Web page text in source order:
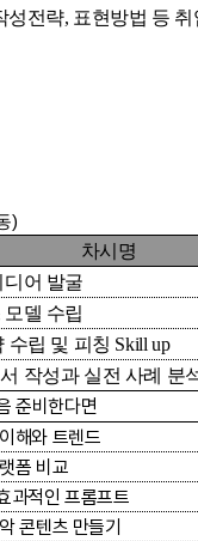
성전략, 표현방법 등
)
차시명
어 발굴
델 수립
수립 및 피칭 Skill up
작성과 실전 사례 분
준비한다면
이해와 트렌드
폼 비교
과적인 프롬프트
콘텐츠 만들기